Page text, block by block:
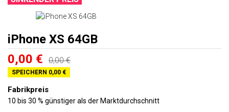
iPhone XS 64GB
0,00 € 0,00 €
SPEICHERN 0,00 €
Fabrikpreis
10 bis 30 % günstiger als der Marktdurchschnitt